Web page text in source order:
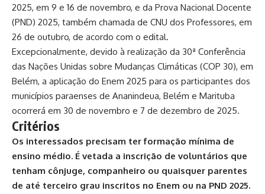
2025, em 9 e 16 de novembro, e da Prova Nacional Docente
(PND) 2025, também chamada de CNU dos Professores, em
26 de outubro, de acordo com o edital.
Excepcionalmente, devido à realização da 30ª Conferência
das Nações Unidas sobre Mudanças Climáticas (COP 30), em
Belém, a aplicação do Enem 2025 para os participantes dos
municípios paraenses de Ananindeua, Belém e Marituba
ocorrerá em 30 de novembro e 7 de dezembro de 2025.
Critérios
Os interessados precisam ter formação mínima de
ensino médio. É vetada a inscrição de voluntários que
tenham cônjuge, companheiro ou quaisquer parentes
de até terceiro grau inscritos no Enem ou na PND 2025.